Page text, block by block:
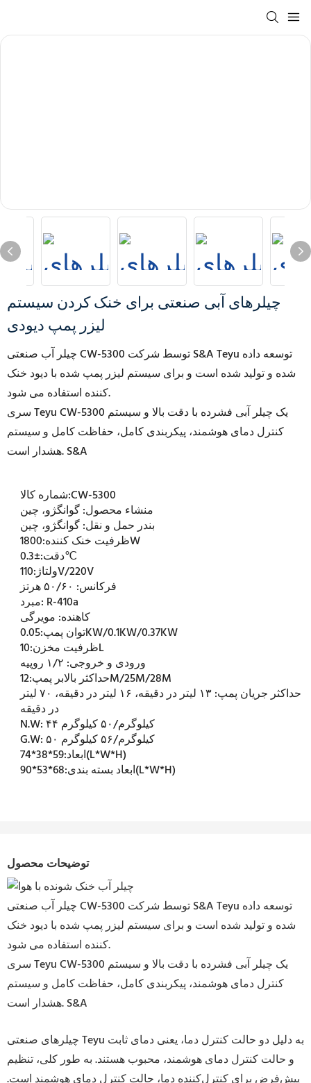
چیلرهای آبی صنعتی برای خنک کردن سیستم
لیزر پمپ دیودی
چیلر آب صنعتی CW-5300 توسط شرکت S&A Teyu توسعه داده
شده و تولید شده است و برای سیستم لیزر پمپ شده با دیود خنک
کننده استفاده می شود.
سری Teyu CW-5300 یک چیلر آبی فشرده با دقت بالا و سیستم
کنترل دمای هوشمند، پیکربندی کامل، حفاظت کامل و سیستم
هشدار است. S&A
شماره کالا:CW-5300
منشاء محصول:گوانگژو، چین
بندر حمل و نقل:گوانگژو، چین
ظرفیت خنک کننده:1800W
دقت:±0.3℃
ولتاژ:110V/220V
فرکانس: ۵۰/۶۰ هرتز
مبرد: R-410a
کاهنده: مویرگی
توان پمپ:0.05KW/0.1KW/0.37KW
ظرفیت مخزن:10L
ورودی و خروجی: ۱/۲ روپیه
حداکثر بالابر پمپ:12M/25M/28M
حداکثر جریان پمپ:
۱۳ لیتر در دقیقه، ۱۶ لیتر در دقیقه، ۷۰ لیتر
در دقیقه
N.W:
۴۴ کیلوگرم/۵۰ کیلوگرم
G.W:
۵۰ کیلوگرم/۵۶ کیلوگرم
ابعاد:59*38*74(L*W*H)
ابعاد بسته بندی:68*53*90(L*W*H)
توضیحات محصول
چیلر آب صنعتی CW-5300 توسط شرکت S&A Teyu توسعه داده
شده و تولید شده است و برای سیستم لیزر پمپ شده با دیود خنک
کننده استفاده می شود.
سری Teyu CW-5300 یک چیلر آبی فشرده با دقت بالا و سیستم
کنترل دمای هوشمند، پیکربندی کامل، حفاظت کامل و سیستم
هشدار است. S&A
چیلرهای صنعتی Teyu به دلیل دو حالت کنترل دما، یعنی دمای ثابت
و حالت کنترل دمای هوشمند، محبوب هستند. به طور کلی، تنظیم